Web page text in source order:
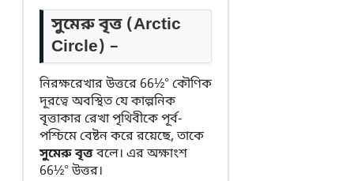
সুমেরু বৃত্ত (Arctic
Circle) –
নিরক্ষরেখার উত্তরে 66½° কৌণিক
দূরত্বে অবস্থিত যে কাল্পনিক
বৃত্তাকার রেখা পৃথিবীকে পূর্ব-
পশ্চিমে বেষ্টন করে রয়েছে, তাকে
সুমেরু বৃত্তবলে। এর অক্ষাংশ
66½° উত্তর।